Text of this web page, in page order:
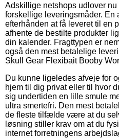
Adskillige netshops udlover
forskellige leveringsmåder. En
efterhånden at få leveret til en
afhente de bestilte produkter
din kalender. Fragttypen er
også den mest betalelige
Skull Gear Flexibait Booby
Du kunne ligeledes afveje for
hjem til dig privat eller til hvor
sig undertiden en lille smule
ultra smertefri. Den mest
de fleste tilfælde være at du
løsning stiller krav om at du
internet forretningens